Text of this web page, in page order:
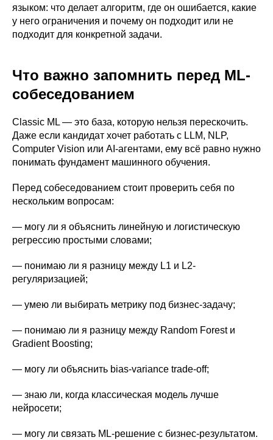
языком: что делает алгоритм, где он ошибается, какие
у него ограничения и почему он подходит или не
подходит для конкретной задачи.
Что важно запомнить перед ML-
собеседованием
Classic ML — это база, которую нельзя перескочить.
Даже если кандидат хочет работать с LLM, NLP,
Computer Vision или AI-агентами, ему всё равно нужно
понимать фундамент машинного обучения.
Перед собеседованием стоит проверить себя по
нескольким вопросам:
— могу ли я объяснить линейную и логистическую
регрессию простыми словами;
— понимаю ли я разницу между L1 и L2-
регуляризацией;
— умею ли выбирать метрику под бизнес-задачу;
— понимаю ли я разницу между Random Forest и
Gradient Boosting;
— могу ли объяснить bias-variance trade-off;
— знаю ли, когда классическая модель лучше
нейросети;
— могу ли связать ML-решение с бизнес-результатом.